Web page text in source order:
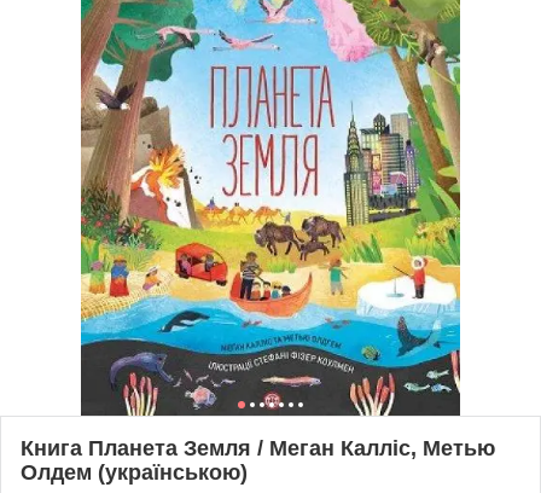
Книга Планета Земля / Меган Калліс, Метью
Олдем (українською)